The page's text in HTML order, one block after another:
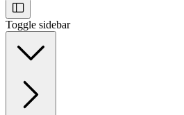
Toggle sidebar